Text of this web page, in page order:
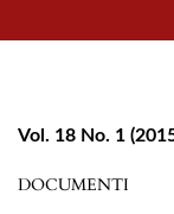
Vol. 18 No. 1
DOCUMENTI